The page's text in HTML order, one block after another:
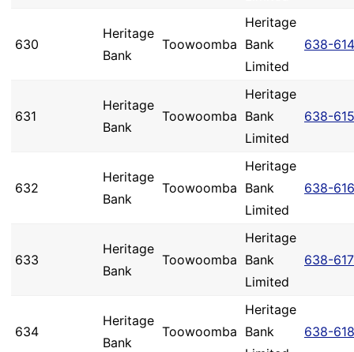
630
Heritage
Bank
Toowoomba
Heritage
Bank
Limited
638-614
631
Heritage
Bank
Toowoomba
Heritage
Bank
Limited
638-615
632
Heritage
Bank
Toowoomba
Heritage
Bank
Limited
638-616
633
Heritage
Bank
Toowoomba
Heritage
Bank
Limited
638-617
634
Heritage
Bank
Toowoomba
Heritage
Bank
638-618